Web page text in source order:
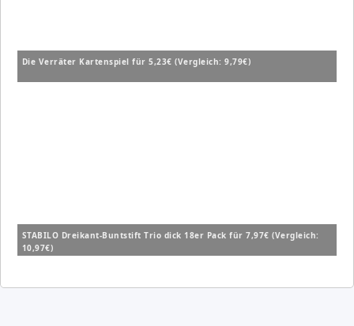
Die Verräter Kartenspiel für 5,23€ (Vergleich: 9,79€)
STABILO Dreikant-Buntstift Trio dick 18er Pack für 7,97€ (Vergleich:
10,97€)